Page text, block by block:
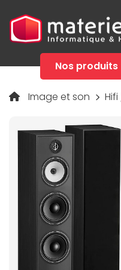
Nos produits
Image et son